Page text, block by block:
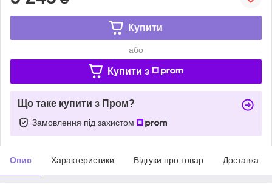
Купити
або
Купити з
Що таке купити з Пром?
Замовлення під захистом
Опис Характеристики Відгуки про товар Доставка